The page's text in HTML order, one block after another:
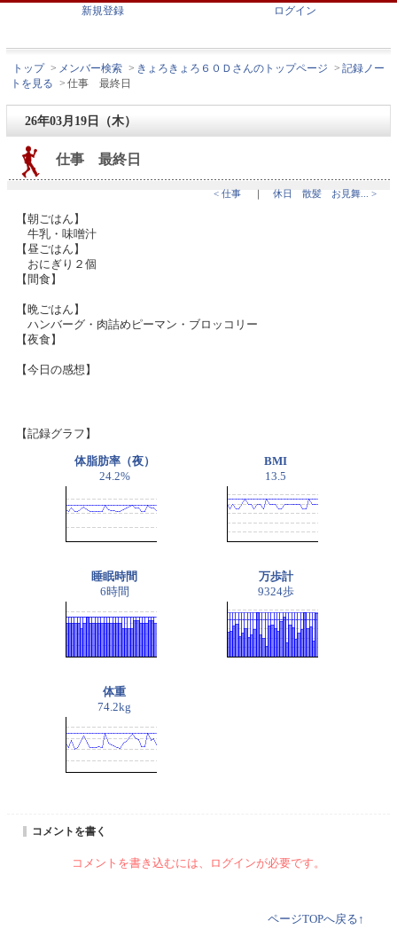
新規登録 ログイン
トップ > メンバー検索 > きょろきょろ６０Ｄさんのトップページ > 記録ノー
トを見る > 仕事 最終日
26年03月19日（木）
仕事 最終日
< 仕事 ｜ 休日 散髪 お見舞... >
【朝ごはん】
牛乳・味噌汁
【昼ごはん】
おにぎり２個
【間食】
【晩ごはん】
ハンバーグ・肉詰めピーマン・ブロッコリー
【夜食】
【今日の感想】
【記録グラフ】
体脂肪率（夜）
24.2%
BMI
13.5
睡眠時間
6時間
万歩計
9324歩
体重
74.2kg
コメントを書く
コメントを書き込むには、ログインが必要です。
ページTOPへ戻る↑